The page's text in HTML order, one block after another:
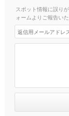
スポット情報に誤り
ォームよりご報告い